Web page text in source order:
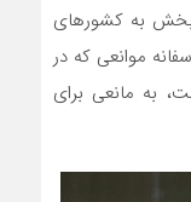
بخش به کشورهای
موانعی که در
به مانعی برای